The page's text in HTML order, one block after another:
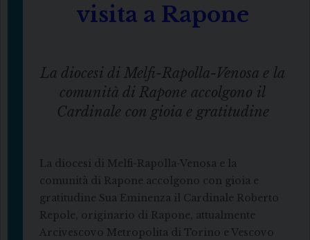
visita a Rapone
La diocesi di Melfi-Rapolla-Venosa e la
comunità di Rapone accolgono il
Cardinale con gioia e gratitudine
La diocesi di Melfi-Rapolla-Venosa e la
comunità di Rapone accolgono con gioia e
gratitudine Sua Eminenza il Cardinale Roberto
Repole, originario di Rapone, attualmente
Arcivescovo Metropolita di Torino e Vescovo